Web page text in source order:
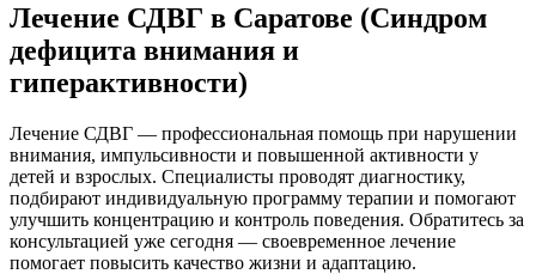
Лечение СДВГ в Саратове (Синдром
дефицита внимания и
гиперактивности)
Лечение СДВГ — профессиональная помощь при нарушении
внимания, импульсивности и повышенной активности у
детей и взрослых. Специалисты проводят диагностику,
подбирают индивидуальную программу терапии и помогают
улучшить концентрацию и контроль поведения. Обратитесь за
консультацией уже сегодня — своевременное лечение
помогает повысить качество жизни и адаптацию.